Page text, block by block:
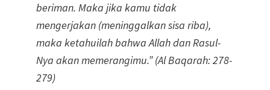
beriman. Maka jika kamu tidak
mengerjakan (meninggalkan sisa riba),
maka ketahuilah bahwa Allah dan Rasul-
Nya akan memerangimu.” (Al Baqarah: 278-
279)